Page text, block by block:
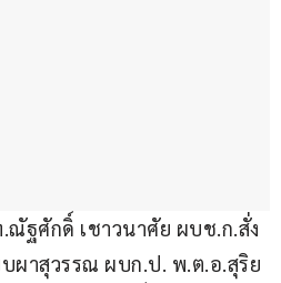
ณัฐศักดิ์ เชาวนาศัย ผบช.ก.สั่ง
าสุวรรณ ผบก.ป. พ.ต.อ.สุริย